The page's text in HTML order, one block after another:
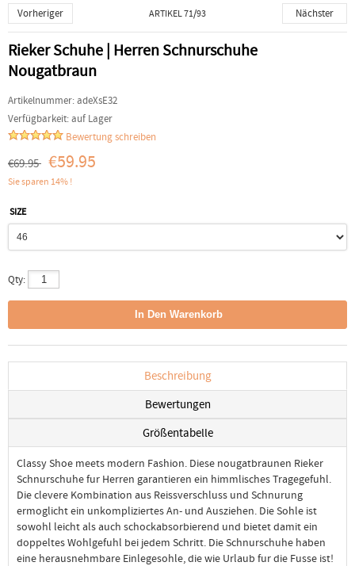
Vorheriger ARTIKEL 71/93 Nächster
Rieker Schuhe | Herren Schnurschuhe
Nougatbraun
Artikelnummer:adeXsE32
Verfügbarkeit:auf Lager
Bewertung schreiben
€69.95 €59.95
Sie sparen 14% !
SIZE
Qty:
Beschreibung
Bewertungen
Größentabelle
Classy Shoe meets modern Fashion. Diese nougatbraunen Rieker
Schnurschuhe fur Herren garantieren ein himmlisches Tragegefuhl.
Die clevere Kombination aus Reissverschluss und Schnurung
ermoglicht ein unkompliziertes An- und Ausziehen. Die Sohle ist
sowohl leicht als auch schockabsorbierend und bietet damit ein
doppeltes Wohlgefuhl bei jedem Schritt. Die Schnurschuhe haben
eine herausnehmbare Einlegesohle, die wie Urlaub fur die Fusse ist!